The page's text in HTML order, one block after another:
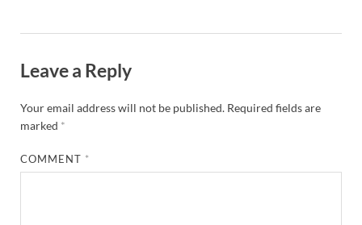
Leave a Reply
Your email address will not be published. Required fields are
marked *
COMMENT *